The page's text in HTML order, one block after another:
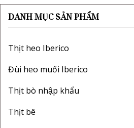
DANH MỤC SẢN PHẨM
Thịt heo Iberico
Đùi heo muối Iberico
Thịt bò nhập khẩu
Thịt bê